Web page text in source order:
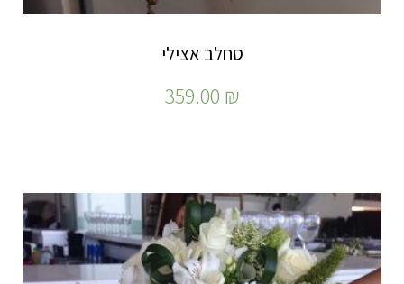
סחלב אצילי
359.00 ₪